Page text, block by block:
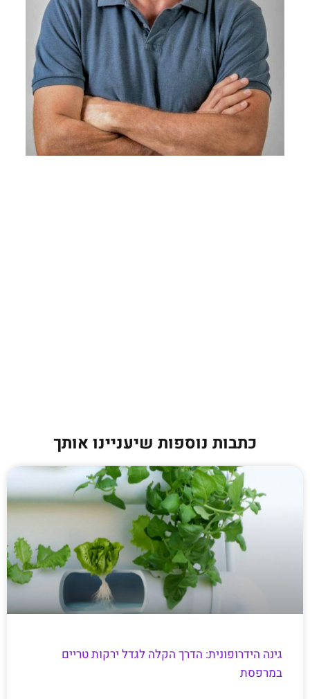
כתבות נוספות שיעניינו אותך
גינה הידרופונית: הדרך הקלה לגדל ירקות טריים
במרפסת